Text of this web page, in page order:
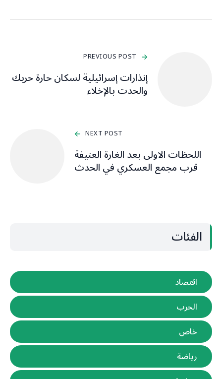
PREVIOUS POST
إنذارات إسرائيلية لسكان حارة حريك
والحدت بالإخلاء
NEXT POST
اللحظات الاولى بعد الغارة العنيفة
قرب مجمع العسكري في الحدث
الفئات
اقتصاد
الحرب
خاص
رياضة